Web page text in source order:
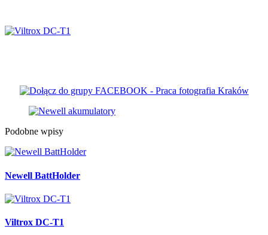
Podobne wpisy
Newell BattHolder
Viltrox DC-T1